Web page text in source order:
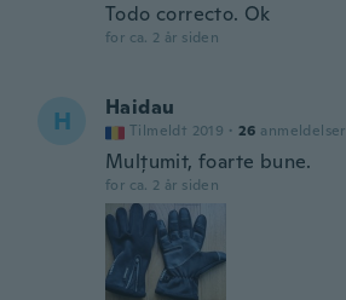
Todo correcto. Ok
for ca. 2 år siden
H Haidau
Tilmeldt 2019 · 26 anmeldelser
Mulțumit, foarte bune.
for ca. 2 år siden